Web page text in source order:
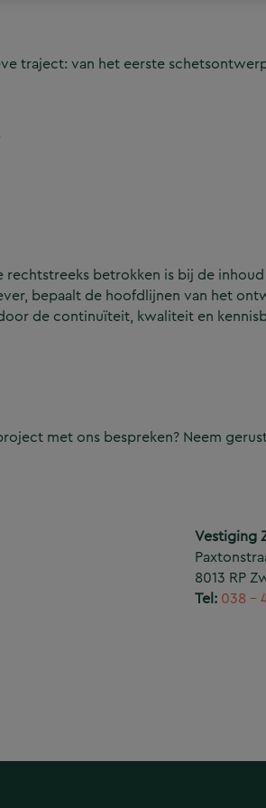
traject: van het eerste
betrokken is bij de
bepaalt de hoofdlijnen van het
de continuïteit, kwaliteit en
met ons bespreken? Neem
Vestiging
8013 RP
Tel: 038 –